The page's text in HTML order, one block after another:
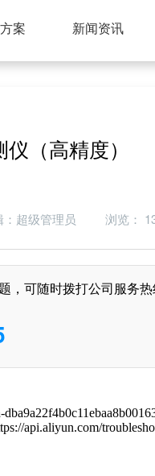
案 新闻资讯
（高精度）
：超级管理员 浏览：
，可随时拨打公司服务